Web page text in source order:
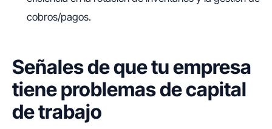
cobros/pagos.
Señales de que tu empresa
tiene problemas de capital
de trabajo